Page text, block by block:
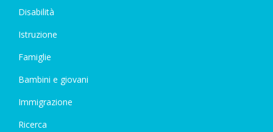
Disabilità
Istruzione
Famiglie
Bambini e giovani
Immigrazione
Ricerca